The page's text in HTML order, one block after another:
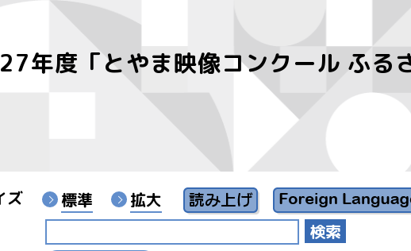
ンネル
年度「とやま映像コンクール ふる
ズ 標準 拡大